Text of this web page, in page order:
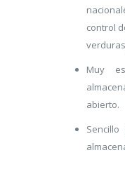
control
Muy
abierto.